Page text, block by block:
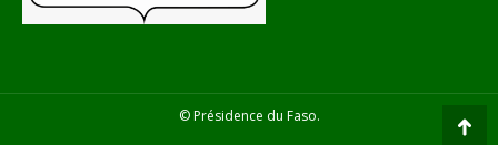
© Présidence du Faso.
Go